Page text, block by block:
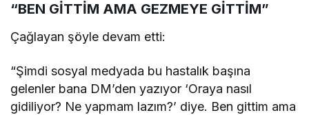
“BEN GİTTİM AMA GEZMEYE GİTTİM”
Çağlayan şöyle devam etti:
“Şimdi sosyal medyada bu hastalık başına
gelenler bana DM’den yazıyor ‘Oraya nasıl
gidiliyor? Ne yapmam lazım?’ diye. Ben gittim ama